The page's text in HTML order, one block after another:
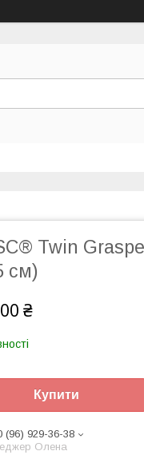
Twin
см)
₴
Купити
(96) 929-36-38
Олена